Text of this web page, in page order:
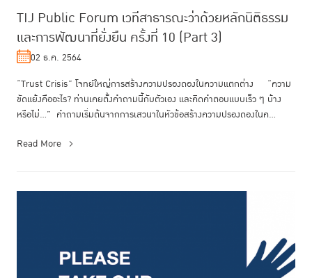
TIJ Public Forum เวทีสาธารณะว่าด้วยหลักนิติธรรม
และการพัฒนาที่ยั่งยืน ครั้งที่ 10 (Part 3)
02 ธ.ค. 2564
“Trust Crisis” โจทย์ใหญ่การสร้างความปรองดองในความแตกต่าง “ความ
ขัดแย้งคืออะไร? ท่านเคยตั้งคำถามนี้กับตัวเอง และคิดคำตอบแบบเร็ว ๆ บ้าง
หรือไม่...” คำถามเริ่มต้นจากการเสวนาในหัวข้อสร้างความปรองดองในค...
Read More